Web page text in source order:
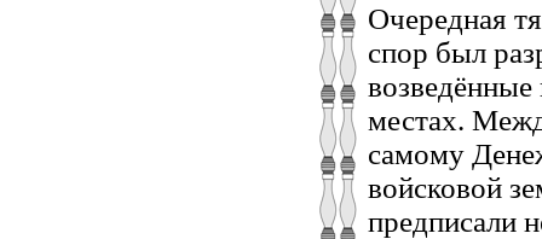
Очередная
спор был
местах.
самому
войсковой
предписали